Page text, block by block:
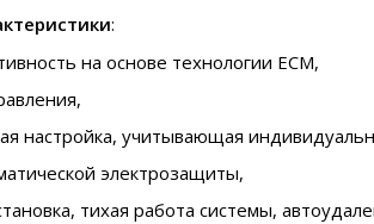
:
на основе технологии ECM,
настройка, учитывающая
электрозащиты,
тихая работа системы,